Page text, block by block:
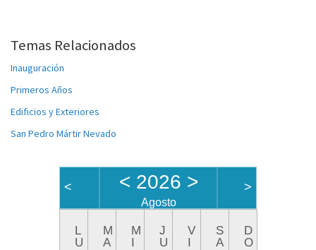
Temas Relacionados
Inauguración
Primeros Años
Edificios y Exteriores
San Pedro Mártir Nevado
< < 2026 >
Agosto
>
L
U
M
A
M
I
J
U
V
I
S
A
D
O